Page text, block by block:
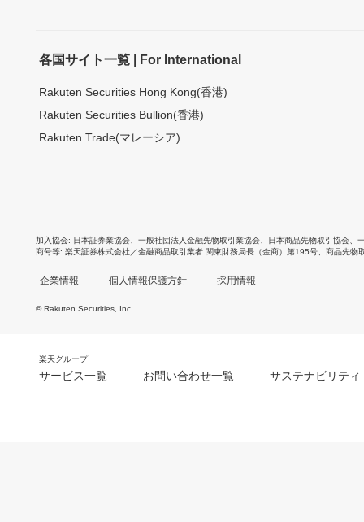
各国サイト一覧 | For International
Rakuten Securities Hong Kong(香港)
Rakuten Securities Bullion(香港)
Rakuten Trade(マレーシア)
加入協会 日本証券業協会 一般社団法人金融先物取引業協会 日本商品先物取引協会
商号等 楽天証券株式会社／金融商品取引業者 関東財務局長（金商）第195号、商品先物
企業情報 個人情報保護方針 採用情報
© Rakuten Securities, Inc.
楽天グループ
サービス一覧 お問い合わせ一覧 サステナビリティ